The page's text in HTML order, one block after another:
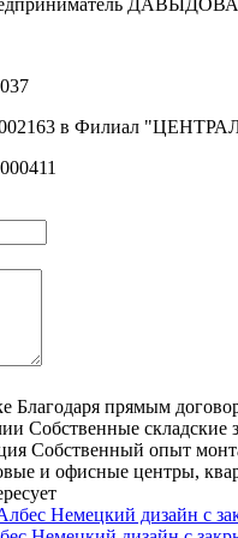
в Филиал
Благодаря прямым
Собственные складские
Собственный опыт
и офисные центры,